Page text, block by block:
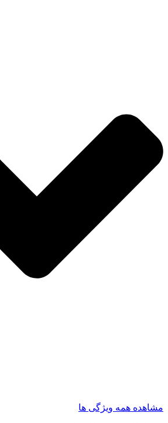
مشاهده همه ویژگی ها